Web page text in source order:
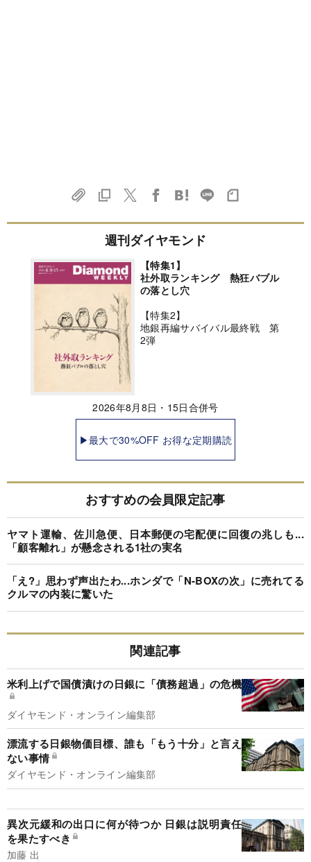
週刊ダイヤモンド
【特集1】
社外取ランキング 熱狂バブル
の落とし穴
【特集2】
地銀再編サバイバル最終戦 第
2弾
2026年8月8日・15日合併号
▶最大で30%OFF お得な定期購読
おすすめの会員限定記事
ヤマト運輸、佐川急便、日本郵便の宅配便に回復の兆しも...
「顧客離れ」が懸念される1社の実名
「え?」思わず声出たわ...ホンダで「N-BOXの次」に売れてる
クルマの内装に驚いた
関連記事
米利上げで国債漬けの日銀に「債務超過」の危機
ダイヤモンド・オンライン編集部
漂流する日銀物価目標、誰も「もう十分」と言え
ない事情
ダイヤモンド・オンライン編集部
異次元緩和の出口に何が待つか 日銀は説明責任
を果たすべき
加藤 出